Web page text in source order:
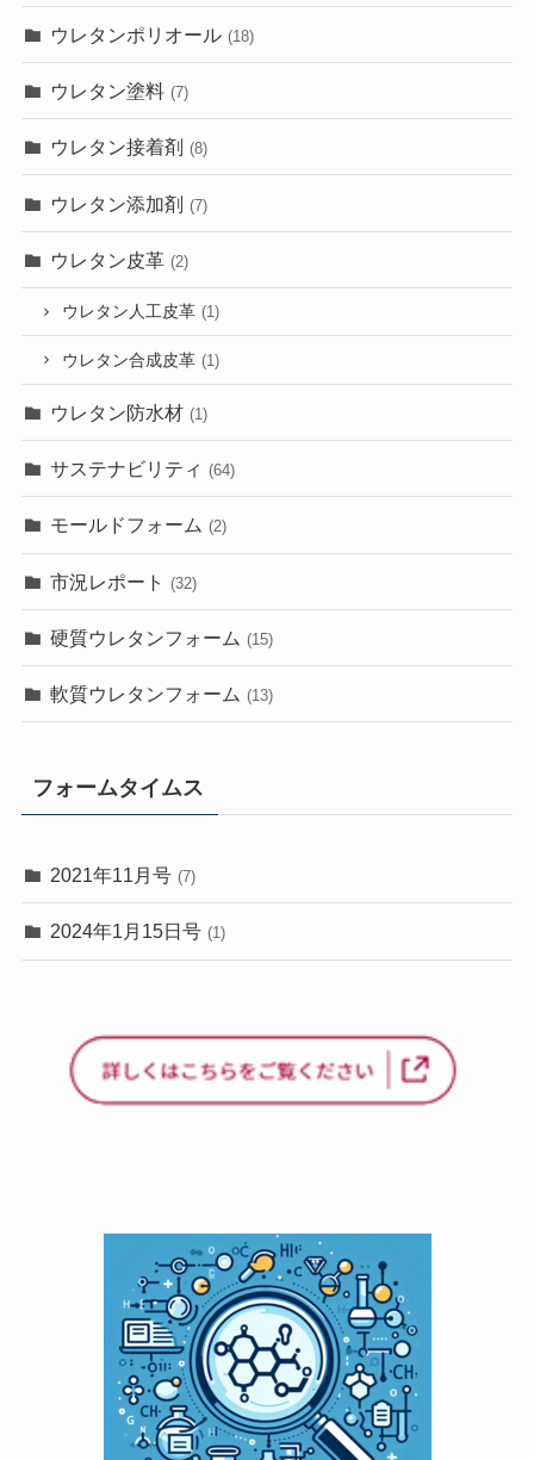
ウレタンポリオール (18)
ウレタン塗料 (7)
ウレタン接着剤 (8)
ウレタン添加剤 (7)
ウレタン皮革 (2)
ウレタン人工皮革 (1)
ウレタン合成皮革 (1)
ウレタン防水材 (1)
サステナビリティ (64)
モールドフォーム (2)
市況レポート (32)
硬質ウレタンフォーム (15)
軟質ウレタンフォーム (13)
フォームタイムス
2021年11月号 (7)
2024年1月15日号 (1)